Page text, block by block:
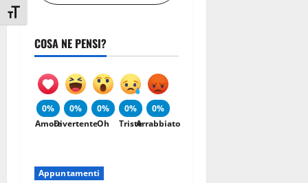
Attiva/disattiva dimensione testo
COSA NE PENSI?
0%
Amore
0%
Divertente
0%
Oh
0%
Triste
0%
Arrabbiato
Appuntamenti